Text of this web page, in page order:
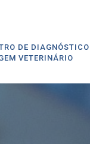
DE
VETERINÁRIO